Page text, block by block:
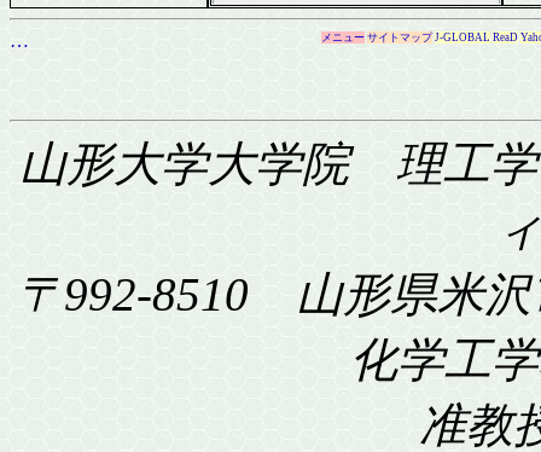
… メニュー サイトマップ J-GLOBAL ReaD
山形大学大学院 理工
〒992-8510 山形県米沢
化学工
准教